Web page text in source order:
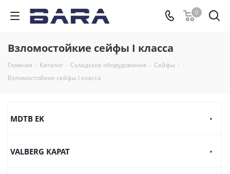
0
Взломостойкие сейфы I класса
Главная - Каталог - Складское оборудование - Сейфы -
Взломостойкие сейфы I класса
MDTB EK
VALBERG КАРАТ